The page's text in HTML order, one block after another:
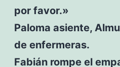
por favor.»
Paloma asiente,
de enfermeras.
Fabián rompe el